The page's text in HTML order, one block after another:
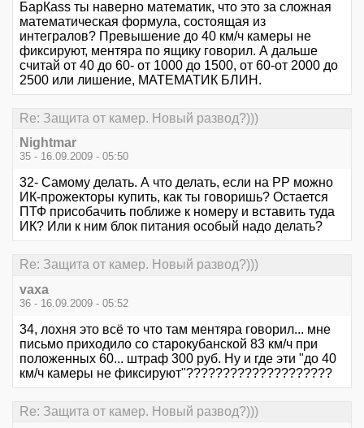
БарКаss ты наверно математик, что это за сложная
математическая формула, состоящая из
интегралов? Превышение до 40 км/ч камеры не
фиксируют, ментяра по ящику говорил. А дальше
считай от 40 до 60- от 1000 до 1500, от 60-от 2000 до
2500 или лишение, МАТЕМАТИК БЛИН.
Re: Защита от камер. Новый развод?)))
Nightmar
35 - 16.09.2009 - 05:50
32- Самому делать. А что делать, если на РР можно
ИК-прожекторы купить, как ты говоришь? Остается
ПТФ присобачить поближе к номеру и вставить туда
ИК? Или к ним блок питания особый надо делать?
Re: Защита от камер. Новый развод?)))
vaxa
36 - 16.09.2009 - 05:52
34, лохня это всё то что там ментяра говорил... мне
письмо приходило со старокубанской 83 км/ч при
положенных 60... штраф 300 руб. Ну и где эти "до 40
км/ч камеры не фиксируют"????????????????????
Re: Защита от камер. Новый развод?)))